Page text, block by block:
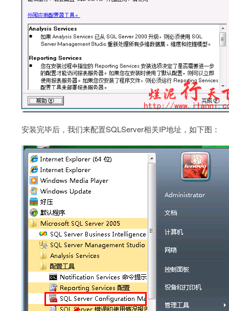
安装完毕后，我们来配置SQLServer相关IP地址，如下图：